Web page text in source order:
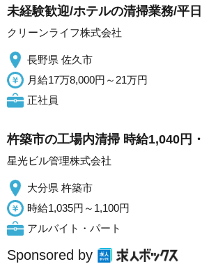
未経験歓迎/ホテルの清掃業務/平
クリーンライフ株式会社
長野県 佐久市
月給17万8,000円～21万円
正社員
杵築市の工場内清掃 時給1,040円
星光ビル管理株式会社
大分県 杵築市
時給1,035円～1,100円
アルバイト・パート
Sponsored by